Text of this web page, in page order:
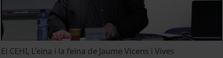
El CEHI, L'eina i la feina de Jaume Vicens i Vives